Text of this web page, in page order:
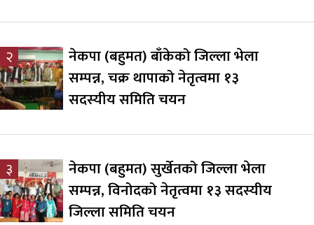
२
नेकपा (बहुमत) बाँकेको जिल्ला भेला
सम्पन्न, चक्र थापाको नेतृत्वमा १३
सदस्यीय समिति चयन
३
नेकपा (बहुमत) सुर्खेतको जिल्ला भेला
सम्पन्न, विनोदको नेतृत्वमा १३ सदस्यीय
जिल्ला समिति चयन